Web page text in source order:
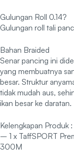
Gulungan Roll 0.14?
Gulungan roll tali
Bahan Braided
Senar pancing ini
yang membuatnya
besar. Struktur
tidak mudah aus,
ikan besar ke daratan.
Kelengkapan Produk :
– 1 x TaffSPORT
300M